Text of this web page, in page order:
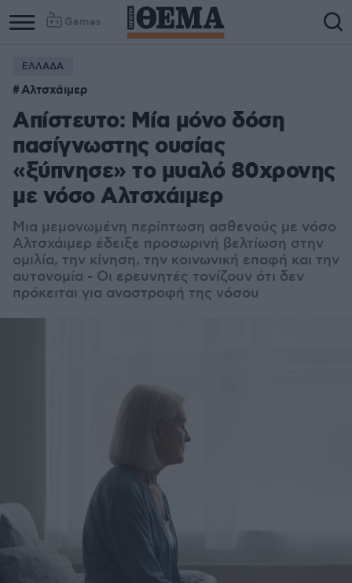
Games
ΕΛΛΑΔΑ
Αλτσχάιμερ
Απίστευτο: Μία μόνο δόση
πασίγνωστης ουσίας
«ξύπνησε» το μυαλό 80χρονης
με νόσο Αλτσχάιμερ
Μια μεμονωμένη περίπτωση ασθενούς με νόσο
Αλτσχάιμερ έδειξε προσωρινή βελτίωση στην
ομιλία, την κίνηση, την κοινωνική επαφή και την
αυτονομία - Οι ερευνητές τονίζουν ότι δεν
πρόκειται για αναστροφή της νόσου